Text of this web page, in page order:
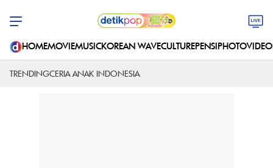
HOMEMOVIEMUSICKOREAN WAVECULTUREPENSIPHOTOVIDEO
TRENDINGCERIA ANAK INDONESIA